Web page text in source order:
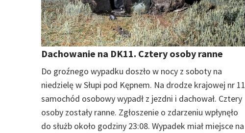
Dachowanie na DK11. Cztery osoby ranne
Do groźnego wypadku doszło w nocy z soboty na
niedzielę w Słupi pod Kępnem. Na drodze krajowej nr 11
samochód osobowy wypadł z jezdni i dachował. Cztery
osoby zostały ranne. Zgłoszenie o zdarzeniu wpłynęło
do służb około godziny 23:08. Wypadek miał miejsce na